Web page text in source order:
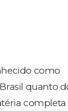
como
quanto
completa